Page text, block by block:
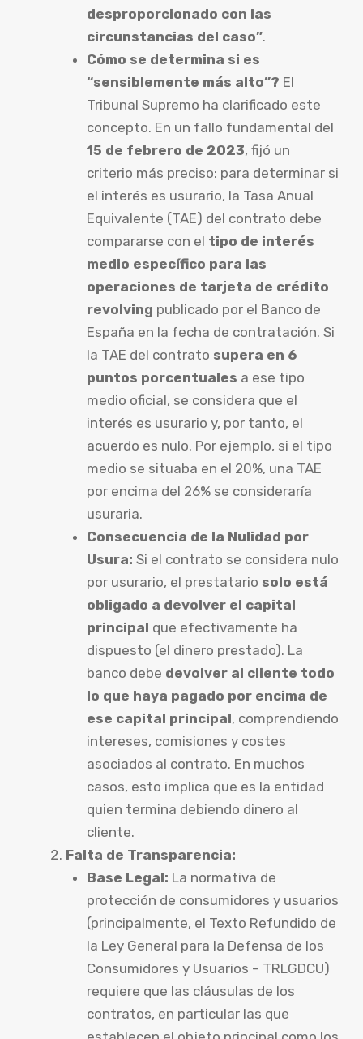
desproporcionado con las
circunstancias del caso”.
Cómo se determina si es
“sensiblemente más alto”? El
Tribunal Supremo ha clarificado este
concepto. En un fallo fundamental del
15 de febrero de 2023, fijó un
criterio más preciso: para determinar si
el interés es usurario, la Tasa Anual
Equivalente (TAE) del contrato debe
compararse con el tipo de interés
medio específico para las
operaciones de tarjeta de crédito
revolving publicado por el Banco de
España en la fecha de contratación. Si
la TAE del contrato supera en 6
puntos porcentuales a ese tipo
medio oficial, se considera que el
interés es usurario y, por tanto, el
acuerdo es nulo. Por ejemplo, si el tipo
medio se situaba en el 20%, una TAE
por encima del 26% se consideraría
usuraria.
Consecuencia de la Nulidad por
Usura: Si el contrato se considera nulo
por usurario, el prestatario solo está
obligado a devolver el capital
principal que efectivamente ha
dispuesto (el dinero prestado). La
banco debe devolver al cliente todo
lo que haya pagado por encima de
ese capital principal, comprendiendo
intereses, comisiones y costes
asociados al contrato. En muchos
casos, esto implica que es la entidad
quien termina debiendo dinero al
cliente.
Falta de Transparencia:
Base Legal: La normativa de
protección de consumidores y usuarios
(principalmente, el Texto Refundido de
la Ley General para la Defensa de los
Consumidores y Usuarios – TRLGDCU)
requiere que las cláusulas de los
contratos, en particular las que